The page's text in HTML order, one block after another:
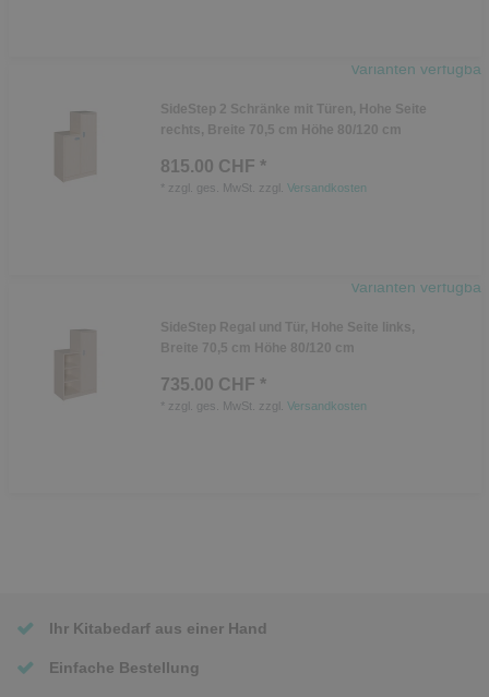
Varianten verfügbar
SideStep 2 Schränke mit Türen, Hohe Seite
rechts, Breite 70,5 cm Höhe 80/120 cm
815.00 CHF *
zzgl. ges. MwSt. zzgl. Versandkosten
Varianten verfügbar
SideStep Regal und Tür, Hohe Seite links,
Breite 70,5 cm Höhe 80/120 cm
735.00 CHF *
zzgl. ges. MwSt. zzgl. Versandkosten
Ihr Kitabedarf aus einer Hand
Einfache Bestellung